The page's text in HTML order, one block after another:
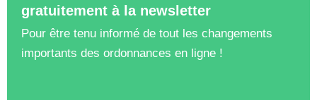
gratuitement à la newsletter
Pour être tenu informé de tout les changements
importants des ordonnances en ligne !